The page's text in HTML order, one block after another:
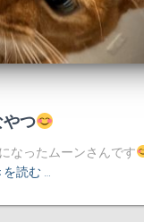
つ
なったムーンさんです
を読む …